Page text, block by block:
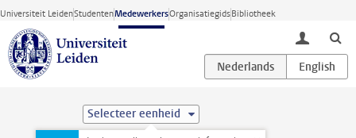
Ga direct naar de inhoud
Universiteit LeidenStudentenMedewerkersOrganisatiegidsBibliotheek
toggle
Selecteer eenheid